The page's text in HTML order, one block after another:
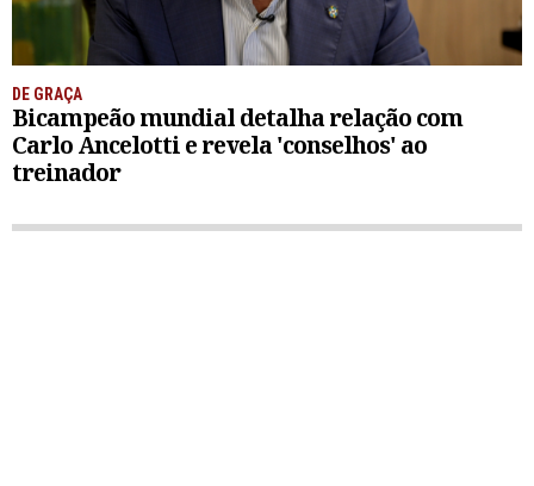
DE GRAÇA
Bicampeão mundial detalha relação com
Carlo Ancelotti e revela 'conselhos' ao
treinador